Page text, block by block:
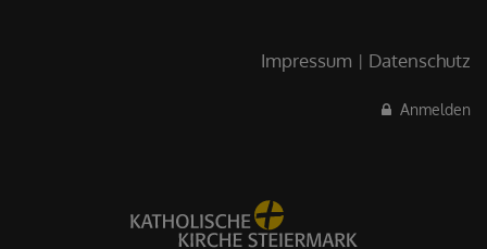
Impressum Datenschutz
Anmelden